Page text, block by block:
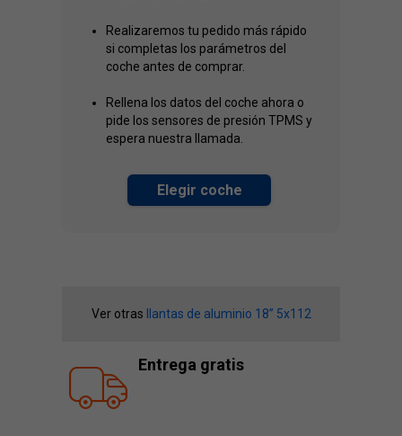
Realizaremos tu pedido más rápido
si completas los parámetros del
coche antes de comprar.
Rellena los datos del coche ahora o
pide los sensores de presión TPMS y
espera nuestra llamada.
Elegir coche
Ver otras llantas de aluminio 18” 5x112
Entrega gratis